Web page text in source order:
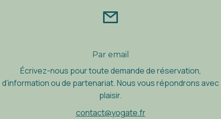
Par email
Écrivez-nous pour toute demande de réservation,
d’information ou de partenariat. Nous vous répondrons avec
plaisir.
contact@yogate.fr